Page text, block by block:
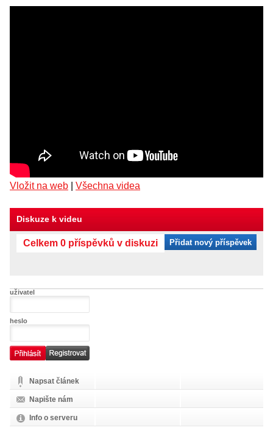
Vložit na web Všechna videa
Diskuze k videu
Celkem 0 příspěvků v diskuzi Přidat nový příspěvek
uživatel
heslo
Napsat článek
Napište nám
Info o serveru